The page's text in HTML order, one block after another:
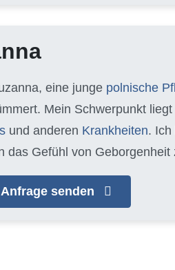
eine junge polnische
Mein Schwerpunkt
und anderen Krankheiten. Ich
das Gefühl von Geborgenheit
senden